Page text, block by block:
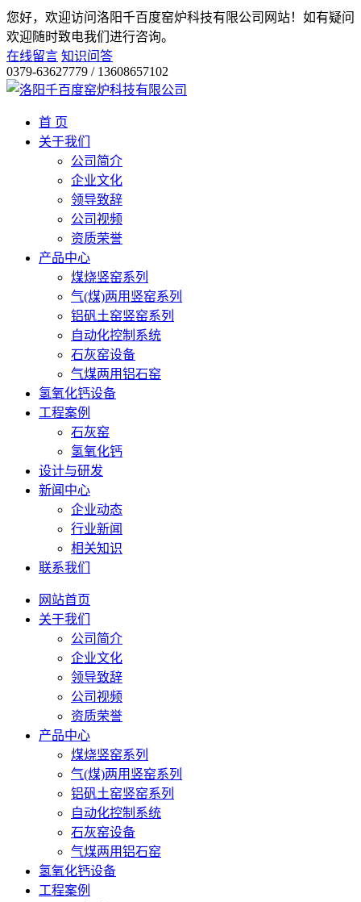
您好，欢迎访问洛阳千百度窑炉科技有限公司网站！ 如有疑问
欢迎随时致电我们进行咨询。
在线留言 知识问答
0379-63627779 / 13608657102
首 页
关于我们
公司简介
企业文化
领导致辞
公司视频
资质荣誉
产品中心
煤烧竖窑系列
气(煤)两用竖窑系列
铝矾土窑竖窑系列
自动化控制系统
石灰窑设备
气煤两用铝石窑
氢氧化钙设备
工程案例
石灰窑
氢氧化钙
设计与研发
新闻中心
企业动态
行业新闻
相关知识
联系我们
网站首页
关于我们
公司简介
企业文化
领导致辞
公司视频
资质荣誉
产品中心
煤烧竖窑系列
气(煤)两用竖窑系列
铝矾土窑竖窑系列
自动化控制系统
石灰窑设备
气煤两用铝石窑
氢氧化钙设备
工程案例